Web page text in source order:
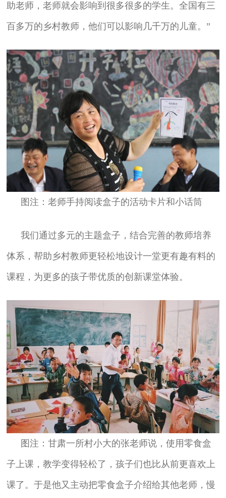
助老师，老师就会影响到很多很多的学生。全国有三
百多万的乡村教师，他们可以影响几千万的儿童。”
图注：老师手持阅读盒子的活动卡片和小话筒
我们通过多元的主题盒子，结合完善的教师培养
体系，帮助乡村教师更轻松地设计一堂更有趣有料的
课程，为更多的孩子带优质的创新课堂体验。
图注：甘肃一所村小大的张老师说，使用零食盒
子上课，教学变得轻松了，孩子们也比从前更喜欢上
课了。于是他又主动把零食盒子介绍给其他老师，慢